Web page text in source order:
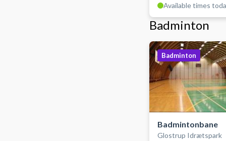
Available times
Badminton
Badminton
Badmintonbane
Glostrup Idrætspark